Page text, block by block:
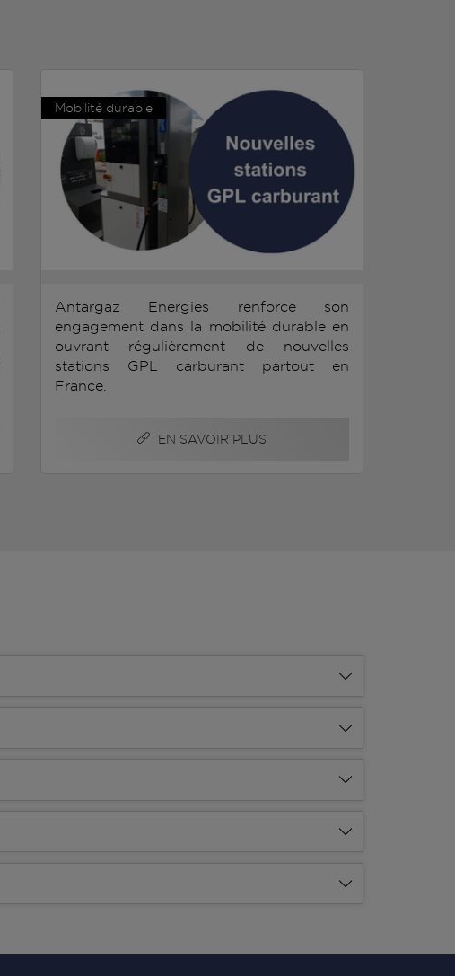
Mobilité durable
Antargaz Energies renforce son
engagement dans la mobilité durable en
ouvrant régulièrement de nouvelles
stations GPL carburant partout en
France.
EN SAVOIR PLUS